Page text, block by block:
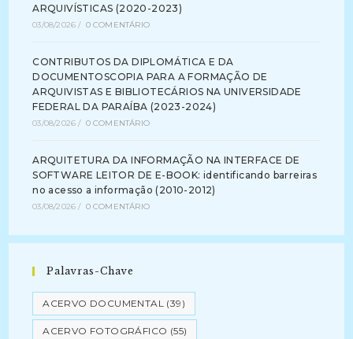
ARQUIVÍSTICAS (2020-2023)
03/08/2026 / 0 COMENTÁRIO
CONTRIBUTOS DA DIPLOMÁTICA E DA
DOCUMENTOSCOPIA PARA A FORMAÇÃO DE
ARQUIVISTAS E BIBLIOTECÁRIOS NA UNIVERSIDADE
FEDERAL DA PARAÍBA (2023-2024)
03/08/2026 / 0 COMENTÁRIO
ARQUITETURA DA INFORMAÇÃO NA INTERFACE DE
SOFTWARE LEITOR DE E-BOOK: identificando barreiras
no acesso a informação (2010-2012)
03/08/2026 / 0 COMENTÁRIO
Palavras-Chave
ACERVO DOCUMENTAL (39)
ACERVO FOTOGRÁFICO (55)